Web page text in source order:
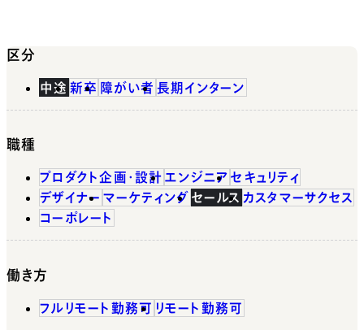
区分
中途 新卒 障がい者 長期インターン
職種
プロダクト企画・設計 エンジニア セキュリティ
デザイナー マーケティング セールス カスタマーサクセス
コーポレート
働き方
フルリモート勤務可 リモート勤務可